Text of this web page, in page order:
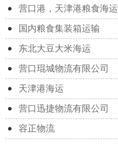
营口港，天津港粮食海运
国内粮食集装箱运输
东北大豆大米海运
营口琨城物流有限公司
天津港海运
营口迅捷物流有限公司
容正物流